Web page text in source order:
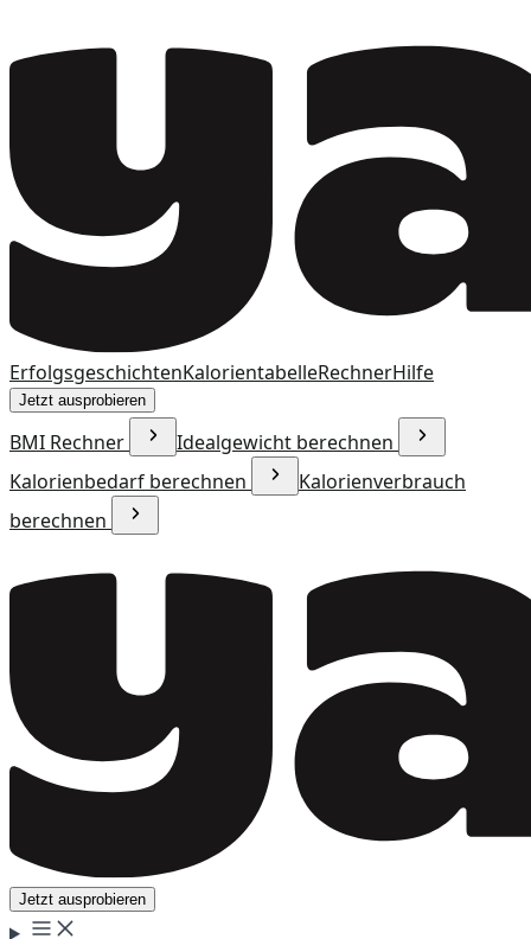
ErfolgsgeschichtenKalorientabelleRechnerHilfe
Jetzt ausprobieren
BMI Rechner
Idealgewicht berechnen
Kalorienbedarf berechnen
Kalorienverbrauch
berechnen
Jetzt ausprobieren